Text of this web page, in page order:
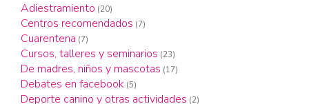
Adiestramiento (20)
Centros recomendados (7)
Cuarentena (7)
Cursos, talleres y seminarios (23)
De madres, niños y mascotas (17)
Debates en facebook (5)
Deporte canino y otras actividades (2)